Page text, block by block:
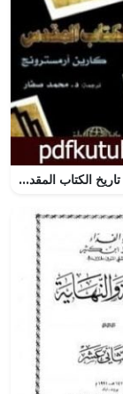
تحميل كتاب تاريخ الكتاب المقدس PDF تأليف كارين أرمسترونغ مجانا [كامل]